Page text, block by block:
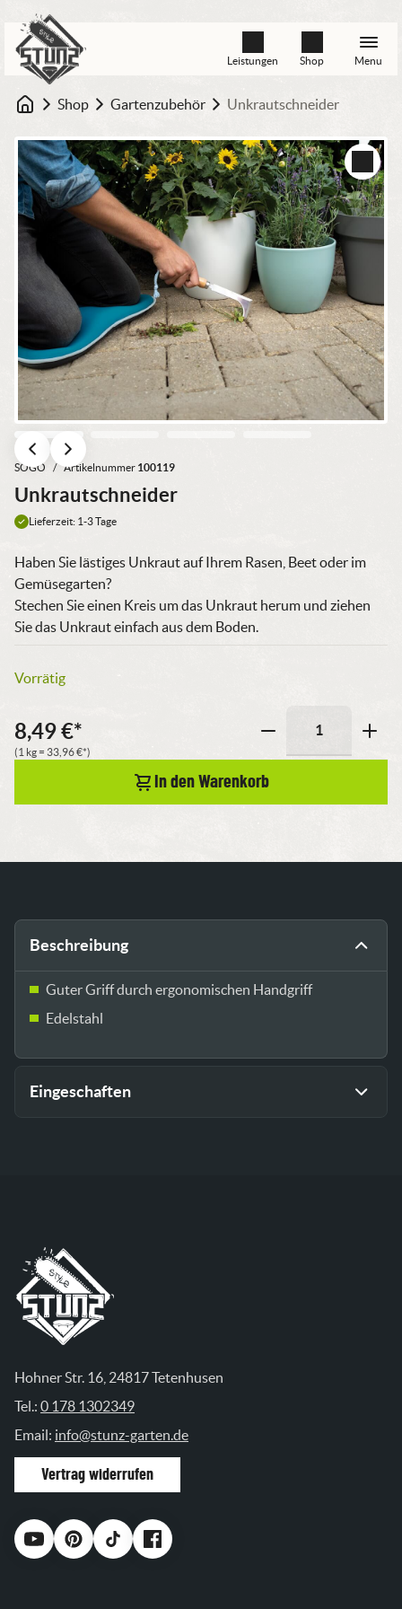
Leistungen Shop Menu
Startseite
Shop Gartenzubehör Unkrautschneider
SOGO / Artikelnummer 100119
Unkrautschneider
Lieferzeit: 1-3 Tage
Haben Sie lästiges Unkraut auf Ihrem Rasen, Beet oder im
Gemüsegarten?
Stechen Sie einen Kreis um das Unkraut herum und ziehen
Sie das Unkraut einfach aus dem Boden.
Vorrätig
8,49€*
(1 kg = 33,96€*)
Unkrautschneider
Menge
In den Warenkorb
Beschreibung
Guter Griff durch ergonomischen Handgriff
Edelstahl
Eingeschaften
Hohner Str. 16, 24817 Tetenhusen
Tel.: 0 178 1302349
Email: info@stunz-garten.de
Vertrag widerrufen